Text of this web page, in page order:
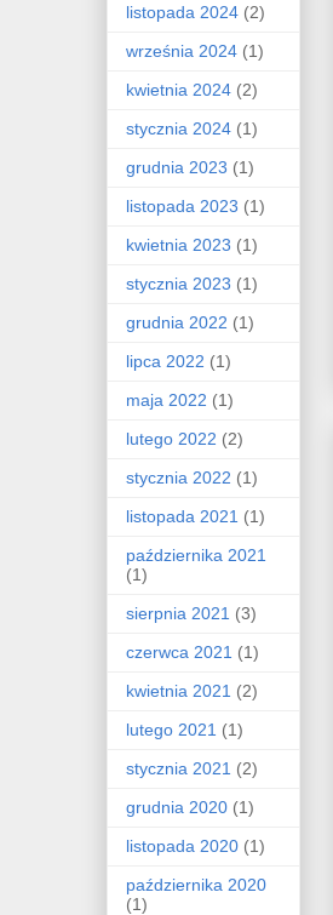
listopada 2024 (2)
września 2024 (1)
kwietnia 2024 (2)
stycznia 2024 (1)
grudnia 2023 (1)
listopada 2023 (1)
kwietnia 2023 (1)
stycznia 2023 (1)
grudnia 2022 (1)
lipca 2022 (1)
maja 2022 (1)
lutego 2022 (2)
stycznia 2022 (1)
listopada 2021 (1)
października 2021
(1)
sierpnia 2021 (3)
czerwca 2021 (1)
kwietnia 2021 (2)
lutego 2021 (1)
stycznia 2021 (2)
grudnia 2020 (1)
listopada 2020 (1)
października 2020
(1)